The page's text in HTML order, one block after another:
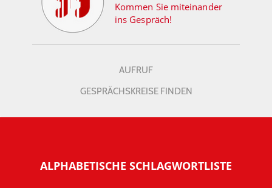
Kommen Sie miteinander
ins Gespräch!
AUFRUF
GESPRÄCHSKREISE FINDEN
ALPHABETISCHE SCHLAGWORTLISTE